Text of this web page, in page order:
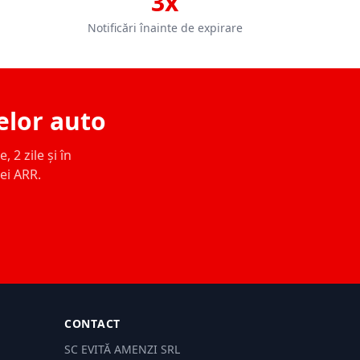
Notificări înainte de expirare
auto
2 zile și în
ARR.
CONTACT
SC EVITĂ AMENZI SRL